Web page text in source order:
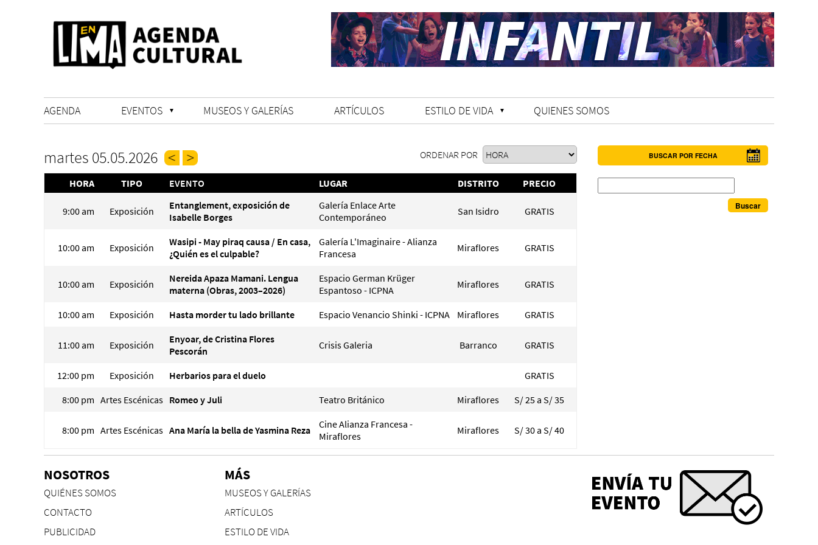
AGENDA EVENTOS MUSEOS Y GALERÍAS ARTÍCULOS ESTILO DE VIDA QUIENES SOMOS
martes 05.05.2026 ORDENAR POR
HORA TIPO EVENTO LUGAR DISTRITO PRECIO
9:00 am Exposición
Entanglement, exposición de
Isabelle Borges
Galería Enlace Arte
Contemporáneo
San Isidro GRATIS
10:00 am Exposición
Wasipi - May piraq causa / En casa,
¿Quién es el culpable?
Galería L'Imaginaire - Alianza
Francesa
Miraflores GRATIS
10:00 am Exposición
Nereida Apaza Mamani. Lengua
materna (Obras, 2003–2026)
Espacio German Krüger
Espantoso - ICPNA
Miraflores GRATIS
10:00 am Exposición Hasta morder tu lado brillante Espacio Venancio Shinki - ICPNA Miraflores GRATIS
11:00 am Exposición
Enyoar, de Cristina Flores
Pescorán
Crisis Galeria Barranco GRATIS
12:00 pm Exposición Herbarios para el duelo
GRATIS
8:00 pm Artes Escénicas Romeo y Juli Teatro Británico Miraflores S/ 25 a S/ 35
8:00 pm Artes Escénicas Ana María la bella de Yasmina Reza
Cine Alianza Francesa -
Miraflores
Miraflores S/ 30 a S/ 40
BUSCAR POR FECHA
NOSOTROS
QUIÉNES SOMOS
CONTACTO
PUBLICIDAD
MÁS
MUSEOS Y GALERÍAS
ARTÍCULOS
ESTILO DE VIDA